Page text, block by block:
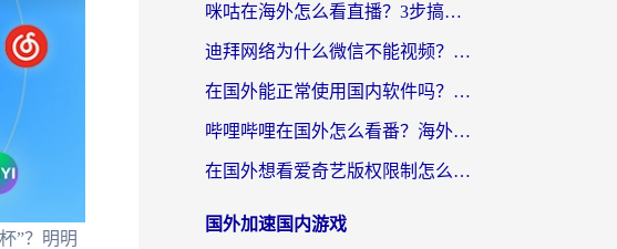
”？明明
咪咕在海外怎么看直播？3步搞定地域限制，还能畅看腾讯视频与国内热剧
迪拜网络为什么微信不能视频？海外党必看的回国加速全攻略
在国外能正常使用国内软件吗？海外党亲测有效的无缝访问指南
哔哩哔哩在国外怎么看番？海外党追剧看片的终极解决方案
在国外想看爱奇艺版权限制怎么办？海外华人必看的追剧自由指南
国外加速国内游戏